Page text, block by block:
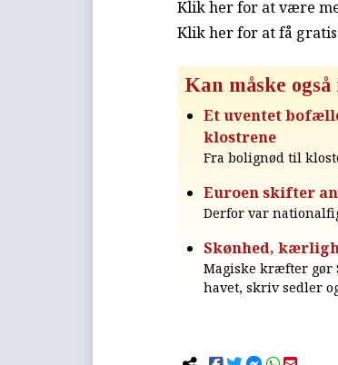
Klik her for at være
Klik her for at få
Kan måske
Et uventet
klostrene
Fra bolignød til
Euroen skifter
Derfor var
Skønhed,
Magiske kræfter gør
havet, skriv sedler